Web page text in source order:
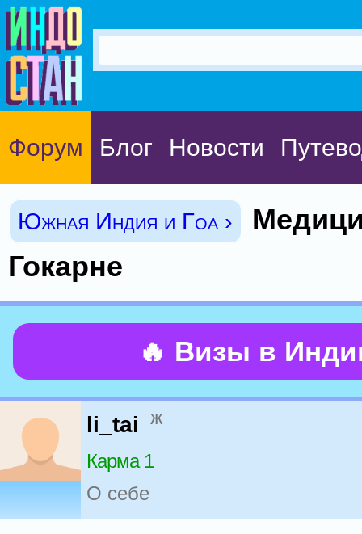
Форум Блог Новости
Южная Индия и Гоа ›
Гокарне
🔥 Визы в
li_tai ж
Карма 1
О себе